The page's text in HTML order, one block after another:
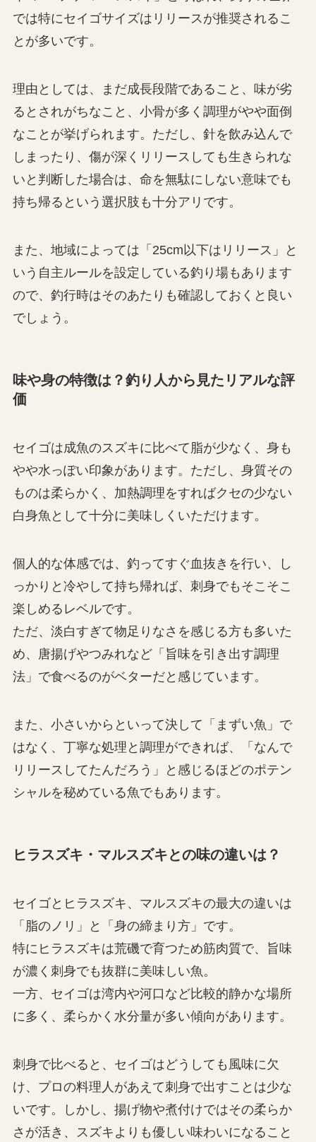
では特にセイゴサイズはリリースが推奨されるこ
とが多いです。
理由としては、まだ成長段階であること、味が劣
るとされがちなこと、小骨が多く調理がやや面倒
なことが挙げられます。ただし、針を飲み込んで
しまったり、傷が深くリリースしても生きられな
いと判断した場合は、命を無駄にしない意味でも
持ち帰るという選択肢も十分アリです。
また、地域によっては「25cm以下はリリース」と
いう自主ルールを設定している釣り場もあります
ので、釣行時はそのあたりも確認しておくと良い
でしょう。
味や身の特徴は？釣り人から見たリアルな評
価
セイゴは成魚のスズキに比べて脂が少なく、身も
やや水っぽい印象があります。ただし、身質その
ものは柔らかく、加熱調理をすればクセの少ない
白身魚として十分に美味しくいただけます。
個人的な体感では、釣ってすぐ血抜きを行い、し
っかりと冷やして持ち帰れば、刺身でもそこそこ
楽しめるレベルです。
ただ、淡白すぎて物足りなさを感じる方も多いた
め、唐揚げやつみれなど「旨味を引き出す調理
法」で食べるのがベターだと感じています。
また、小さいからといって決して「まずい魚」で
はなく、丁寧な処理と調理ができれば、「なんで
リリースしてたんだろう」と感じるほどのポテン
シャルを秘めている魚でもあります。
ヒラスズキ・マルスズキとの味の違いは？
セイゴとヒラスズキ、マルスズキの最大の違いは
「脂のノリ」と「身の締まり方」です。
特にヒラスズキは荒磯で育つため筋肉質で、旨味
が濃く刺身でも抜群に美味しい魚。
一方、セイゴは湾内や河口など比較的静かな場所
に多く、柔らかく水分量が多い傾向があります。
刺身で比べると、セイゴはどうしても風味に欠
け、プロの料理人があえて刺身で出すことは少な
いです。しかし、揚げ物や煮付けではその柔らか
さが活き、スズキよりも優しい味わいになること